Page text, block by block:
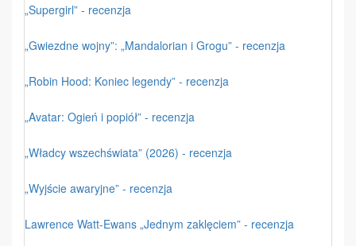
„Supergirl” - recenzja
„Gwiezdne wojny”: „Mandalorian i Grogu” - recenzja
„Robin Hood: Koniec legendy” - recenzja
„Avatar: Ogień i popiół” - recenzja
„Władcy wszechświata” (2026) - recenzja
„Wyjście awaryjne” - recenzja
Lawrence Watt-Ewans „Jednym zaklęciem” - recenzja